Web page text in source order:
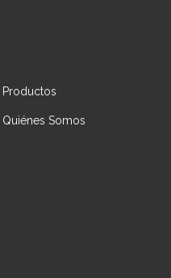
Productos
Quiénes Somos